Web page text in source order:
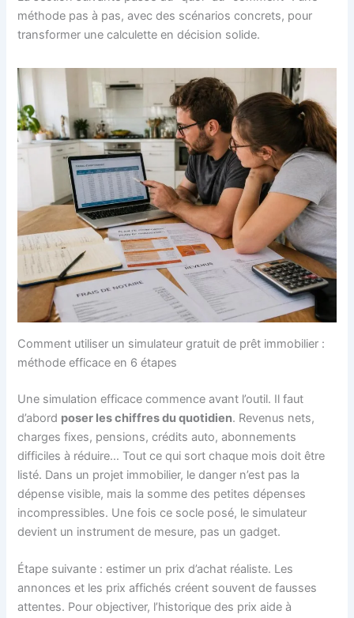
méthode pas à pas, avec des scénarios concrets, pour
transformer une calculette en décision solide.
Comment utiliser un simulateur gratuit de prêt immobilier :
méthode efficace en 6 étapes
Une simulation efficace commence avant l’outil. Il faut
d’abord poser les chiffres du quotidien. Revenus nets,
charges fixes, pensions, crédits auto, abonnements
difficiles à réduire… Tout ce qui sort chaque mois doit être
listé. Dans un projet immobilier, le danger n’est pas la
dépense visible, mais la somme des petites dépenses
incompressibles. Une fois ce socle posé, le simulateur
devient un instrument de mesure, pas un gadget.
Étape suivante : estimer un prix d’achat réaliste. Les
annonces et les prix affichés créent souvent de fausses
attentes. Pour objectiver, l’historique des prix aide à